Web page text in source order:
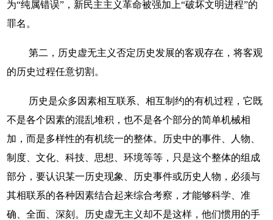
为“纯属错误”，新民主主义革命被强加上“破坏文明进程”的
罪名。
第二，历史虚无主义否定历史发展的客观存在，将客观
的历史过程任意切割。
历史是众多因素相互联系、相互制约的有机过程，它既
不是各个因素的混乱堆积，也不是各个部分的简单机械相
加，而是多样性的有机统一的整体。历史中的事件、人物、
制度、文化、科技、思想、环境等等，只是这个整体的组成
部分，要认识某一历史现象、历史事件或历史人物，必须与
其相联系的各种因素结合起来综合考察，才能够科学、准
确、全面、深刻。历史虚无主义却不是这样，他们惯用的手